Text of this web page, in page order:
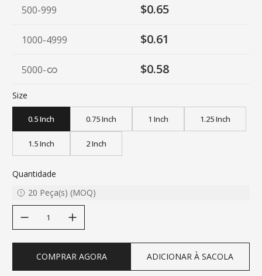
500-999 $0.65
1000-4999 $0.61
5000- $0.58
Size
0.5 Inch 0.75 Inch 1 Inch 1.25 Inch
1.5 Inch 2 Inch
Quantidade
20 Peça(s) (MOQ)
COMPRAR AGORA ADICIONAR À SACOLA